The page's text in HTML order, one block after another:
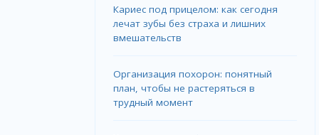
Кариес под прицелом: как сегодня
лечат зубы без страха и лишних
вмешательств
Организация похорон: понятный
план, чтобы не растеряться в
трудный момент